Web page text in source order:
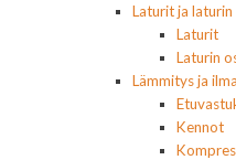
Laturit ja
Laturit
Laturin
Lämmitys ja
Kennot